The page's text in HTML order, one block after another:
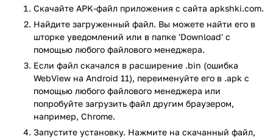
смартфон последнюю версию приложения Epson iPrint.
Оно позволит с легкостью удаленно подключаться к
принтеру в любой момент, вне зависимости от того, где он
находится: рядом с вами или на другом конце планеты.
Когда соединение будет установлено, программа
предложит напечатать фотографии или файлы MS Word,
Excel, PowerPoint, либо PDF, без прямого подключения к
устройству по кабелю.
Ключевые особености программы:
Скачайте APK-файл приложения с сайта apkshki.com.
Найдите загруженный файл. Вы можете найти его в
шторке уведомлений или в папке 'Download' с
помощью любого файлового менеджера.
Если файл скачался в расширение .bin (ошибка
WebView на Android 11), переименуйте его в .apk с
помощью любого файлового менеджера или
попробуйте загрузить файл другим браузером,
например, Chrome.
Запустите установку. Нажмите на скачанный файл,